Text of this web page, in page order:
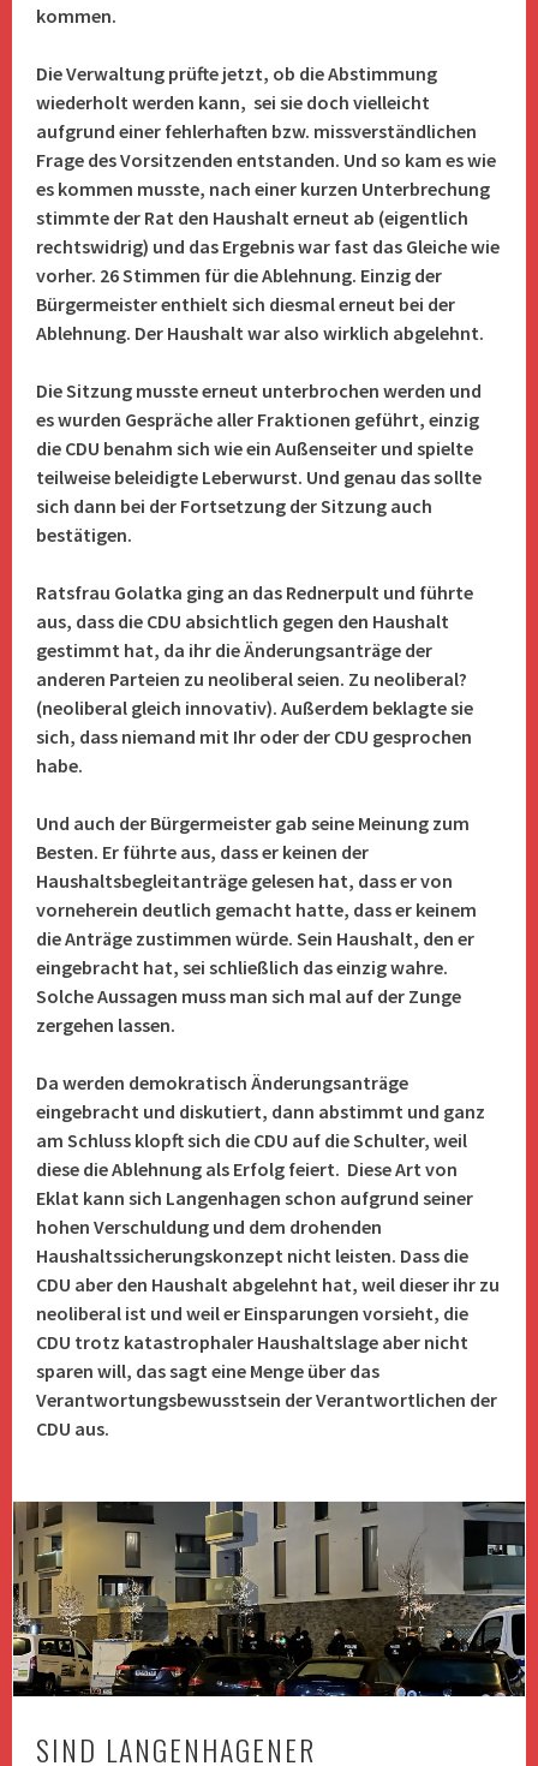
kommen.
Die Verwaltung prüfte jetzt, ob die Abstimmung
wiederholt werden kann, sei sie doch vielleicht
aufgrund einer fehlerhaften bzw. missverständlichen
Frage des Vorsitzenden entstanden. Und so kam es wie
es kommen musste, nach einer kurzen Unterbrechung
stimmte der Rat den Haushalt erneut ab (eigentlich
rechtswidrig) und das Ergebnis war fast das Gleiche wie
vorher. 26 Stimmen für die Ablehnung. Einzig der
Bürgermeister enthielt sich diesmal erneut bei der
Ablehnung. Der Haushalt war also wirklich abgelehnt.
Die Sitzung musste erneut unterbrochen werden und
es wurden Gespräche aller Fraktionen geführt, einzig
die CDU benahm sich wie ein Außenseiter und spielte
teilweise beleidigte Leberwurst. Und genau das sollte
sich dann bei der Fortsetzung der Sitzung auch
bestätigen.
Ratsfrau Golatka ging an das Rednerpult und führte
aus, dass die CDU absichtlich gegen den Haushalt
gestimmt hat, da ihr die Änderungsanträge der
anderen Parteien zu neoliberal seien. Zu neoliberal?
(neoliberal gleich innovativ). Außerdem beklagte sie
sich, dass niemand mit Ihr oder der CDU gesprochen
habe.
Und auch der Bürgermeister gab seine Meinung zum
Besten. Er führte aus, dass er keinen der
Haushaltsbegleitanträge gelesen hat, dass er von
vorneherein deutlich gemacht hatte, dass er keinem
die Anträge zustimmen würde. Sein Haushalt, den er
eingebracht hat, sei schließlich das einzig wahre.
Solche Aussagen muss man sich mal auf der Zunge
zergehen lassen.
Da werden demokratisch Änderungsanträge
eingebracht und diskutiert, dann abstimmt und ganz
am Schluss klopft sich die CDU auf die Schulter, weil
diese die Ablehnung als Erfolg feiert. Diese Art von
Eklat kann sich Langenhagen schon aufgrund seiner
hohen Verschuldung und dem drohenden
Haushaltssicherungskonzept nicht leisten. Dass die
CDU aber den Haushalt abgelehnt hat, weil dieser ihr zu
neoliberal ist und weil er Einsparungen vorsieht, die
CDU trotz katastrophaler Haushaltslage aber nicht
sparen will, das sagt eine Menge über das
Verantwortungsbewusstsein der Verantwortlichen der
CDU aus.
SIND LANGENHAGENER